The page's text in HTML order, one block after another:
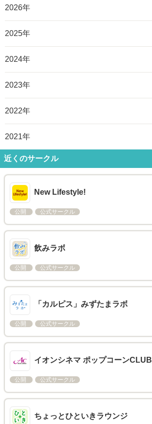
2026年
2025年
2024年
2023年
2022年
2021年
近くのサークル
New Lifestyle!
公開 公式サークル
飲みラボ
公開 公式サークル
「カルピス」みずたまラボ
公開 公式サークル
イオンシネマ ポップコーンCLUB
公開 公式サークル
ちょっとひといきラウンジ